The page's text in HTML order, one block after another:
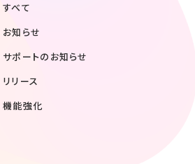
すべて
お知らせ
サポートのお知らせ
リリース
機能強化